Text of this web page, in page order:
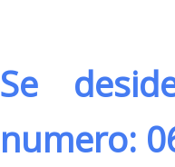
Se
numero: